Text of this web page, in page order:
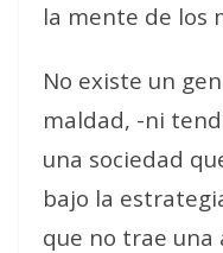
la mente de los
No existe un
maldad, -ni
una sociedad
bajo la
que no trae